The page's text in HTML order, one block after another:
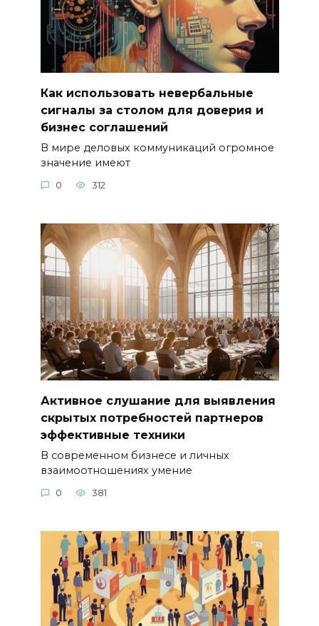
Как использовать невербальные
сигналы за столом для доверия и
бизнес соглашений
В мире деловых коммуникаций огромное
значение имеют
0 312
Активное слушание для выявления
скрытых потребностей партнеров
эффективные техники
В современном бизнесе и личных
взаимоотношениях умение
0 381